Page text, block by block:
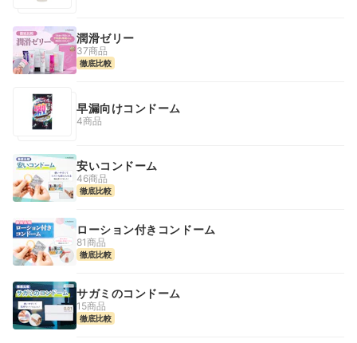
潤滑ゼリー
37商品
徹底比較
早漏向けコンドーム
4商品
安いコンドーム
46商品
徹底比較
ローション付きコンドーム
81商品
徹底比較
サガミのコンドーム
15商品
徹底比較